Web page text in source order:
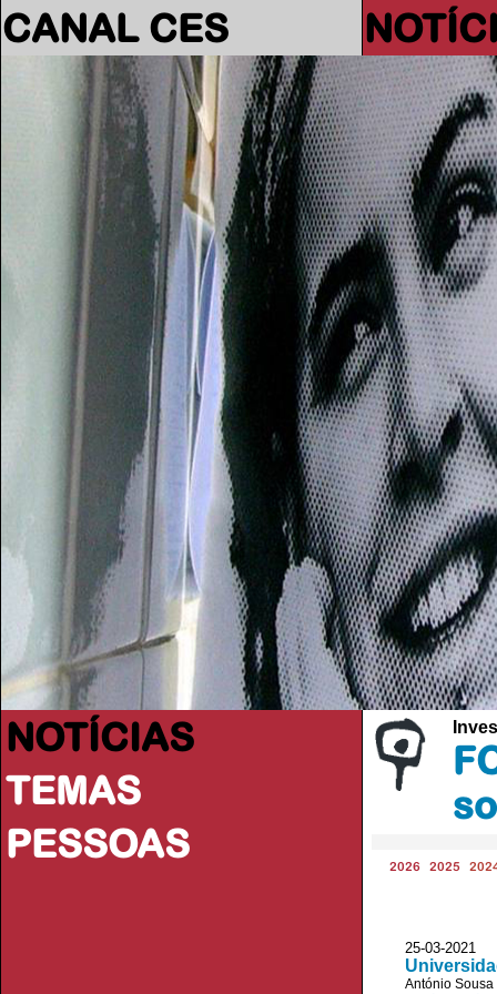
CANAL CES
NOTÍCIAS
TEMAS
PESSOAS
2026 2025
25-03-
António